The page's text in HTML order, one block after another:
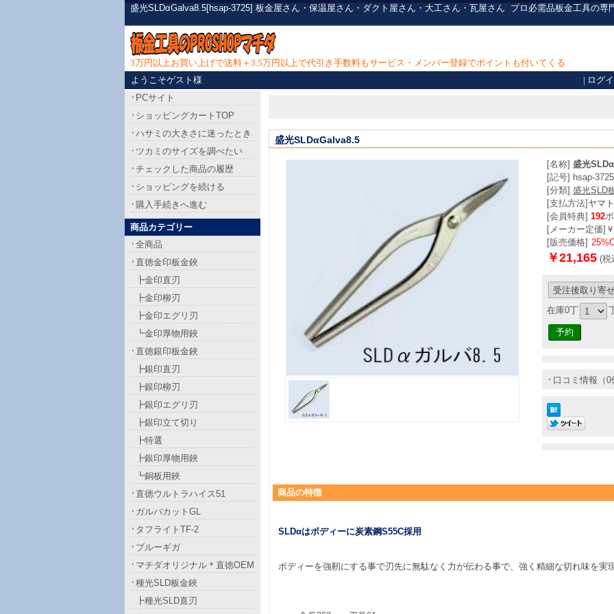
盛光SLDαGalva8.5[hsap-3725] 板金屋さん・保温屋さん・ダクト屋さん・大工さん・瓦屋さん プロ必需品板金工具の専
3万円以上お買い上げで送料＋3.5万円以上で代引き手数料もサービス・メンバー登録でポイントも付いてくる
ようこそゲスト様 | ログ
盛光SLDαGalva8.5
[名称] 盛光
[記号] hsap-3725
[分類] 盛光SLD
[支払方法] ヤマ
[会員特典] 192
[メーカー定価]
[販売価格]
￥21,165 (税
在庫0丁
口コミ情報（0
商品の特徴
SLDαはボディーに炭素鋼S55C採用
ボディーを強靭にする事で刃先に無駄なく力が伝わる事で、強く精細な切れ味を実
PCサイト
ショッピングカートTOP
ハサミの大きさに迷ったとき
ツカミのサイズを調べたい
チェックした商品の履歴
ショッピングを続ける
購入手続きへ進む
商品カテゴリー
全商品
直徳金印板金鋏
┣金印直刃
┣金印柳刃
┣金印エグリ刃
┗金印厚物用鋏
直徳銀印板金鋏
┣銀印直刃
┣銀印柳刃
┣銀印エグリ刃
┣銀印立て切り
┣特選
┣銀印厚物用鋏
┗銅板用鋏
直徳ウルトラハイス51
ガルバカットGL
タフライトTF-2
ブルーギガ
マチダオリジナル＊直徳OEM
種光SLD板金鋏
┣種光SLD直刃